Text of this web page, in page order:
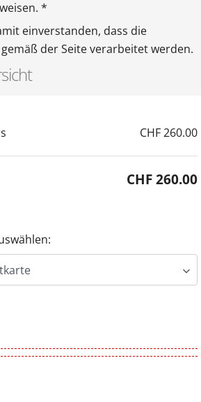
*
einverstanden, dass die
der Seite verarbeitet werden.
CHF 260.00
CHF 260.00